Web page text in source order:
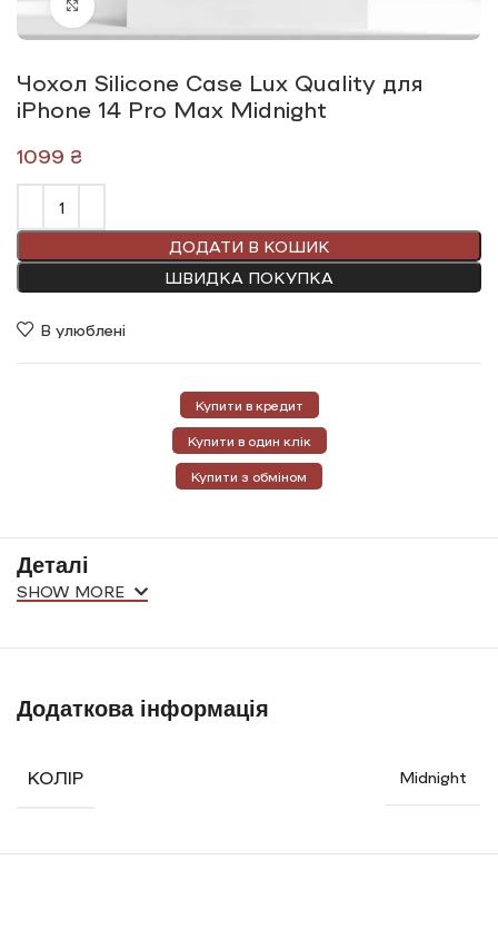
Чохол Silicone Сase Lux Quality для
iPhone 14 Pro Max Midnight
₴
ДОДАТИ В КОШИК
ШВИДКА ПОКУПКА
В улюблені
Купити в кредит
Купити в один клік
Купити з обміном
Деталі
SHOW MORE
Додаткова інформація
КОЛІР Midnight